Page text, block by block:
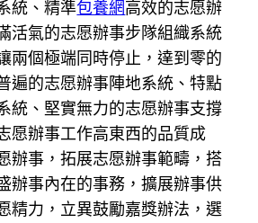
統、精準包養網高效的志愿辦
活氣的志愿辦事步隊組織系統
兩個極端同時停止，達到零的
遍的志愿辦事陣地系統、特點
統、堅實無力的志愿辦事支撐
愿辦事工作高東西的品質成
辦事，拓展志愿辦事範疇，搭
辦事內在的事務，擴展辦事供
精力，立異鼓勵嘉獎辦法，選